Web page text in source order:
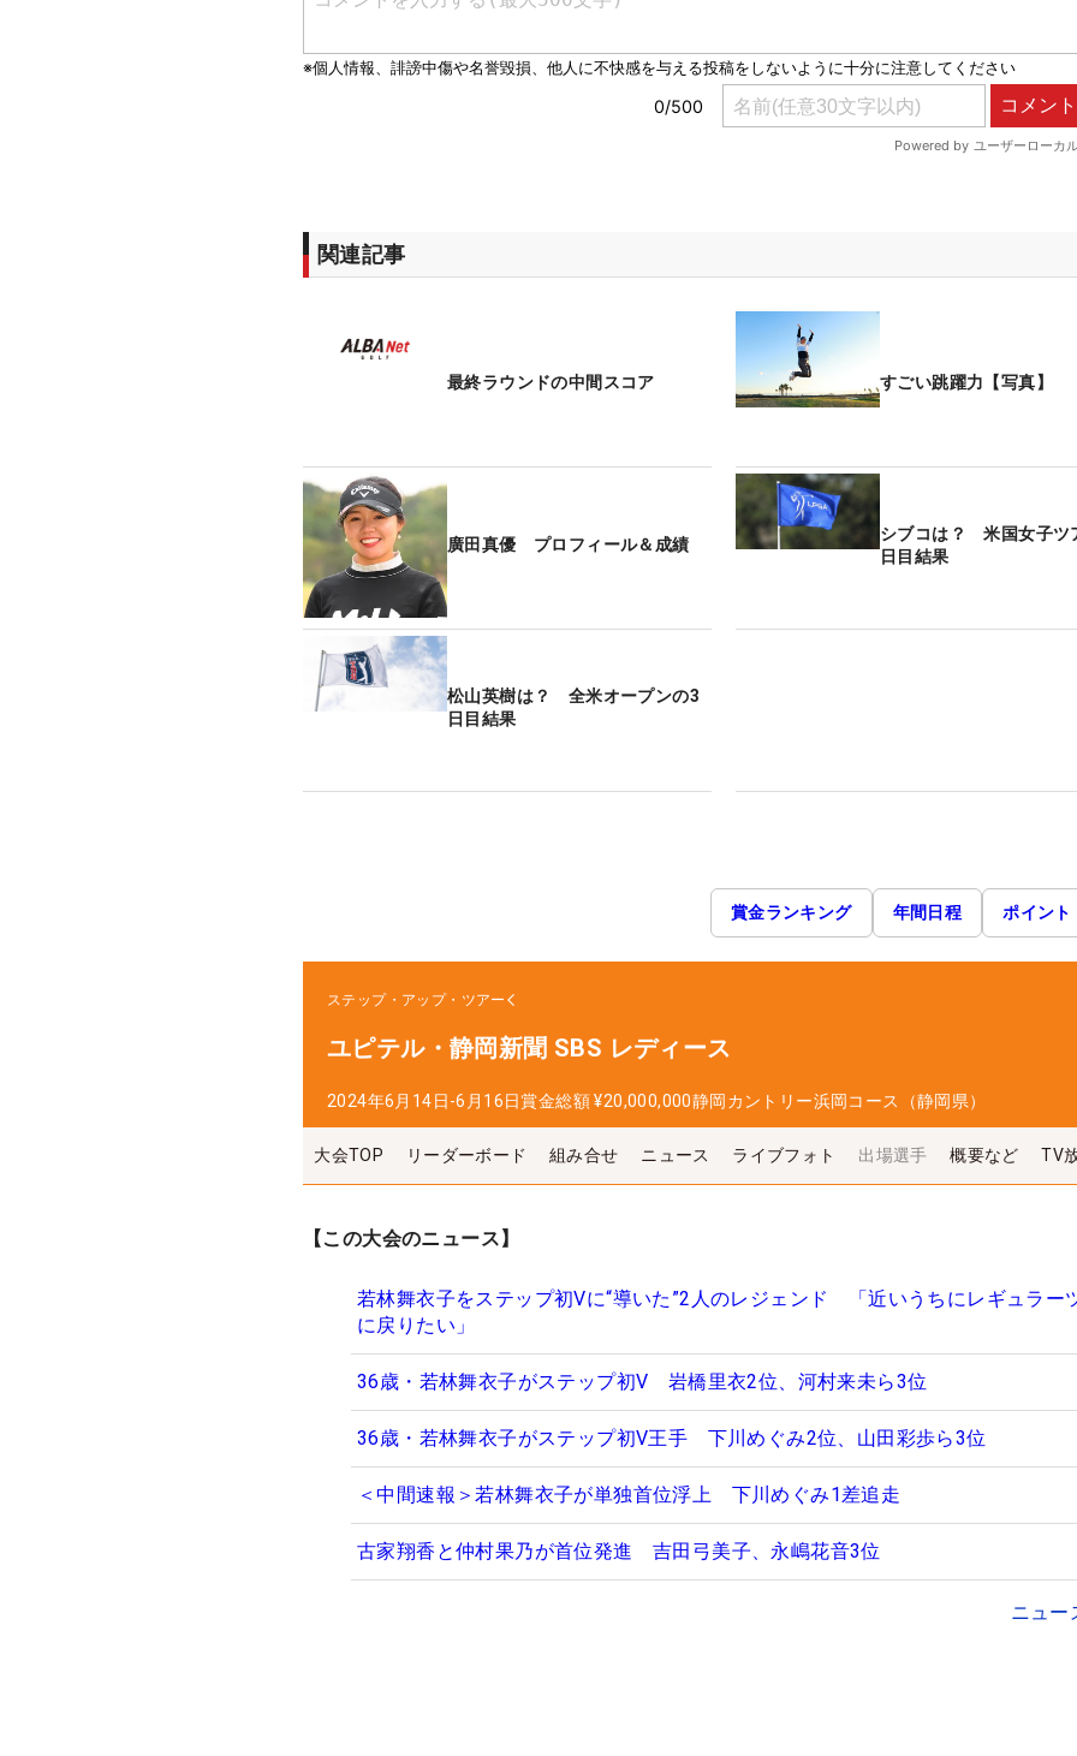
関連記事
最終ラウンドの中間スコア すごい跳躍力【写真】
廣田真優 プロフィール＆成績
シブコは？ 米国女子ツ
日目結果
松山英樹は？ 全米オープンの3
日目結果
賞金ランキング 年間日程 ポイント
ステップ・アップ・ツアー
ユピテル・静岡新聞 SBS レディース
2024年6月14日-6月16日賞金総額 ¥20,000,000静岡カントリー浜岡コース（静岡県）
大会TOP リーダーボード 組み合せ ニュース ライブフォト 出場選手 概要など TV
【この大会のニュース】
若林舞衣子をステップ初Vに“導いた”2人のレジェンド 「近いうちにレギュラー
に戻りたい」
36歳・若林舞衣子がステップ初V 岩橋里衣2位、河村来未ら3位
36歳・若林舞衣子がステップ初V王手 下川めぐみ2位、山田彩歩ら3位
＜中間速報＞若林舞衣子が単独首位浮上 下川めぐみ1差追走
古家翔香と仲村果乃が首位発進 吉田弓美子、永嶋花音3位
ニュー